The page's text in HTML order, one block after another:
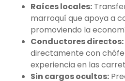
Raíces locales:
marroquí que apoya a
promoviendo la
Conductores directos:
directamente con
experiencia en las
Sin cargos ocultos: